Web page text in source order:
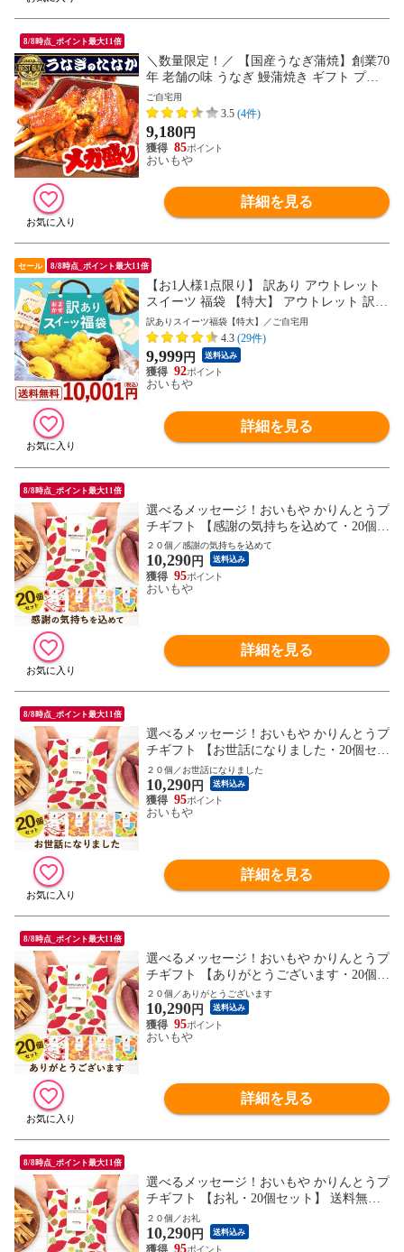
8/8時点_ポイント最大11倍
＼数量限定！／ 【国産うなぎ蒲焼】創業70
年 老舗の味 うなぎ 鰻蒲焼き ギフト プレ
ゼント 蒲焼きメガ盛りセット 蒲焼 85～95
g 【5枚セット】 ※ご指定日にお届け
ご自宅用
3.5 (4件)
9,180円
85
おいもや
詳細を見る
セール 8/8時点_ポイント最大11倍
【お1人様1点限り】 訳あり アウトレット
スイーツ 福袋 【特大】 アウトレット 訳ア
リ わけあり お菓子 まとめ買い 家族 友人
食品 お取り寄せ 安い アイス ケーキ 和菓
子 洋菓子 お菓子 チョコ お得 ※ご指定日
にお届け
訳ありスイーツ福袋【特大】／ご自宅用
4.3 (29件)
9,999円 送料込み
92
おいもや
詳細を見る
8/8時点_ポイント最大11倍
選べるメッセージ！おいもや かりんとうプ
チギフト 【感謝の気持ちを込めて・20個セ
ット】 送料無料 人気 スイーツ お菓子 産
休 お祝い返し お返し 芋けんぴ ※指定O
K！
２０個／感謝の気持ちを込めて
10,290円 送料込み
95
おいもや
詳細を見る
8/8時点_ポイント最大11倍
選べるメッセージ！おいもや かりんとうプ
チギフト 【お世話になりました・20個セッ
ト】 送料無料 人気 スイーツ お菓子 産休
お祝い返し お返し 芋けんぴ ※指定OK！
２０個／お世話になりました
10,290円 送料込み
95
おいもや
詳細を見る
8/8時点_ポイント最大11倍
選べるメッセージ！おいもや かりんとうプ
チギフト 【ありがとうございます・20個セ
ット】 送料無料 人気 スイーツ お菓子 産
休 お祝い返し お返し 芋けんぴ ※指定O
K！
２０個／ありがとうございます
10,290円 送料込み
95
おいもや
詳細を見る
8/8時点_ポイント最大11倍
選べるメッセージ！おいもや かりんとうプ
チギフト 【お礼・20個セット】 送料無料
人気 スイーツ お菓子 産休 お祝い返し お
返し 芋けんぴ ※指定OK！
２０個／お礼
10,290円 送料込み
95